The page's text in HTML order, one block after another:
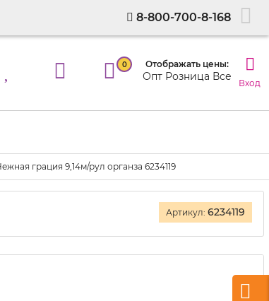
8-800-700-8-168
0 Отображать цены:
Опт Розница Все Вход
грация 9,14м/рул органза 6234119
Артикул: 6234119